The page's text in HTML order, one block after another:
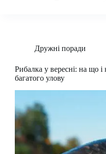
Дружні поради
Рибалка у вересні: на що
багатого улову